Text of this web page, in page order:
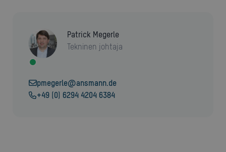
Patrick Megerle
Tekninen johtaja
pmegerle@ansmann.de
+49 (0) 6294 4204 6384